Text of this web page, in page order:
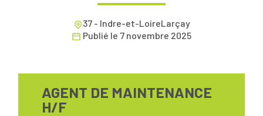
37 - Indre-et-LoireLarçay
Publié le 7 novembre 2025
AGENT DE MAINTENANCE
H/F